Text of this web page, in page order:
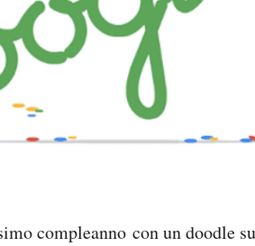
compleanno con un doodle